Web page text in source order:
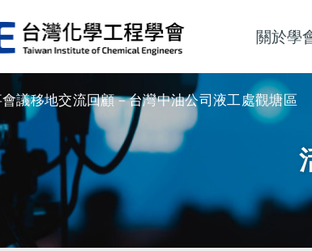
主導
關於學
議移地交流回顧－台灣中油公司液工處觀塘區